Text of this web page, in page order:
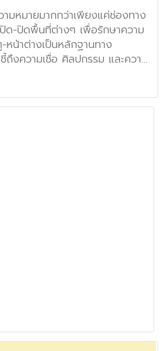
มหมายมากกว่าเพียงแค่ช่องทาง
ปิด-ปิดพื้นที่ต่างๆ เพื่อรักษาความ
น้าต่างเป็นหลักฐานทาง
ถึงความเชื่อ ศิลปกรรม และความ
ะยุคสมัยที่แตกต่างกันตามแต่ละ